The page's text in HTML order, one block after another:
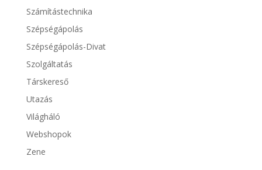
Számítástechnika
Szépségápolás
Szépségápolás-Divat
Szolgáltatás
Társkereső
Utazás
Világháló
Webshopok
Zene